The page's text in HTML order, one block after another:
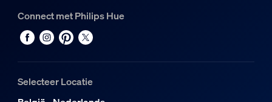
Bereik omgevingstemperatuur
-20 tot +45 °C
Milieu
Connect met Philips Hue
Selecteer Locatie